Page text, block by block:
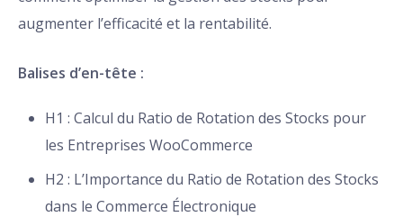
augmenter l’efficacité et la rentabilité.
Balises d’en-tête :
H1 : Calcul du Ratio de Rotation des Stocks pour
les Entreprises WooCommerce
H2 : L’Importance du Ratio de Rotation des Stocks
dans le Commerce Électronique